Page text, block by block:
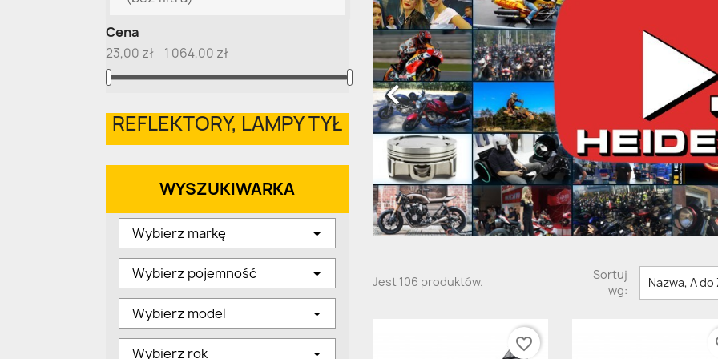
Cena
23,00 zł - 1 064,00 zł
REFLEKTORY, LAMPY TYŁ
WYSZUKIWARKA
Wybierz markę
Wybierz pojemność
Wybierz model
Wybierz rok

Jest 106 produktów.
Sortuj
wg:
Nazwa, A do
favorite_border